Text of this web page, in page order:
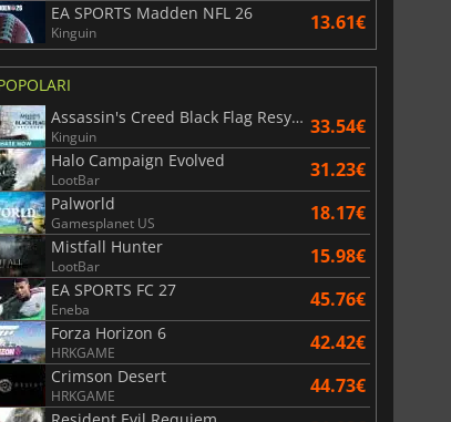
EA SPORTS Madden NFL 26
Kinguin 13.61€
Assassin's Creed Black Flag Resynced
Kinguin 33.54€
Halo Campaign Evolved
LootBar 31.23€
Palworld
Gamesplanet US 18.17€
Mistfall Hunter
LootBar 15.98€
EA SPORTS FC 27
Eneba 45.76€
Forza Horizon 6
HRKGAME 42.42€
Crimson Desert
HRKGAME 44.73€